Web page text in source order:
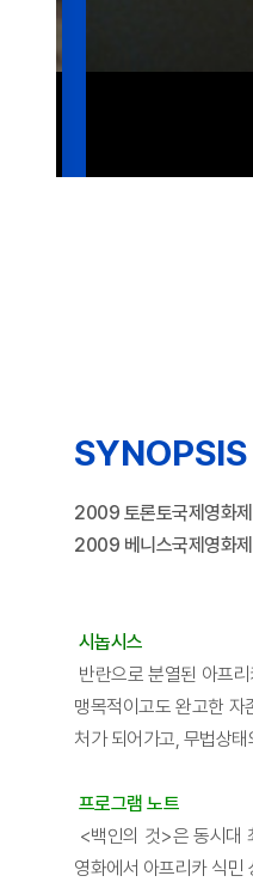
SYNOPSIS
2009 토론토국제영화제
2009 베니스국제영화제
시놉시스
반란으로 분열된 아프
맹목적이고도 완고한
처가 되어가고, 무법상
프로그램 노트
<백인의 것>은 동시대
영화에서 아프리카 식민